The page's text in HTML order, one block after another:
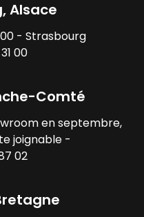
Alsace
- Strasbourg
00
Comté
en septembre,
joignable -
02